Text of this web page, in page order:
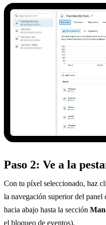
Paso 2: Ve a la
Con tu píxel seleccionado, haz
la navegación superior del panel
hacia abajo hasta la sección
el bloqueo de eventos).